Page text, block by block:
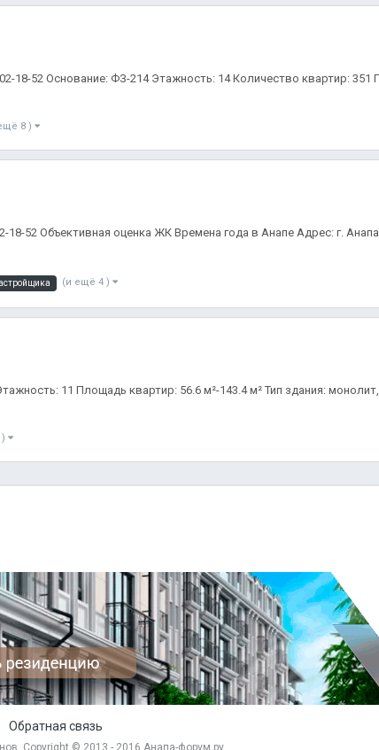
18-52 Основание: ФЗ-214 Этажность: 14 Количество квартир: 351
8 )
52 Объективная оценка ЖК Времена года в Анапе Адрес: г.
(и ещё 4 )
11 Площадь квартир: 56.6 м²-143.4 м² Тип здания:
Обратная связь
. Copyright © 2013 - 2016 Анапа-форум.ру